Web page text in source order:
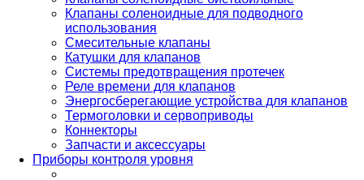
Клапаны соленоидные для подводного
использования
Смесительные клапаны
Катушки для клапанов
Системы предотвращения протечек
Реле времени для клапанов
Энергосберегающие устройства для клапанов
Термоголовки и сервоприводы
Коннекторы
Запчасти и аксессуары
Приборы контроля уровня